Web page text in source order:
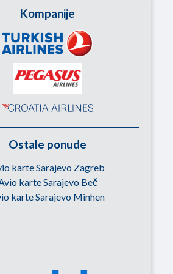
Kompanije
Ostale ponude
karte Sarajevo Zagreb
karte Sarajevo Beč
karte Sarajevo Minhen